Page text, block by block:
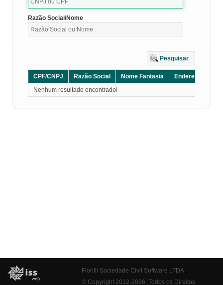
Razão Social/Nome
Pesquisar
CPF/CNPJ Razão Social Nome Fantasia Endereço
Nenhum resultado encontrado!
Fiorilli Sociedade Civil Software LTDA
© Copyright 2012-2026. Todos os Direitos